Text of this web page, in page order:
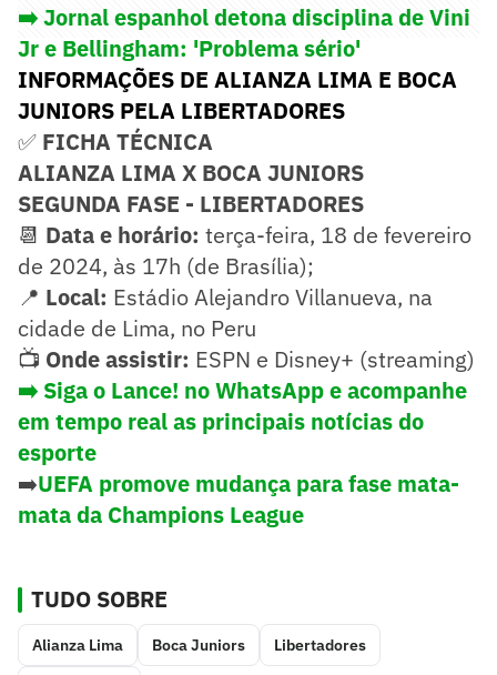
➡️Jornal espanhol detona disciplina de Vini
Jr e Bellingham: 'Problema sério'
INFORMAÇÕES DE ALIANZA LIMA E BOCA
JUNIORS PELA LIBERTADORES
✅ FICHA TÉCNICA
ALIANZA LIMA X BOCA JUNIORS
SEGUNDA FASE - LIBERTADORES
📆 Data e horário: terça-feira, 18 de fevereiro
de 2024, às 17h (de Brasília);
📍 Local: Estádio Alejandro Villanueva, na
cidade de Lima, no Peru
📺 Onde assistir: ESPN e Disney+ (streaming)
➡️ Siga o Lance! no WhatsApp e acompanhe
em tempo real as principais notícias do
esporte
➡️UEFA promove mudança para fase mata-
mata da Champions League
TUDO SOBRE
Alianza Lima Boca Juniors Libertadores